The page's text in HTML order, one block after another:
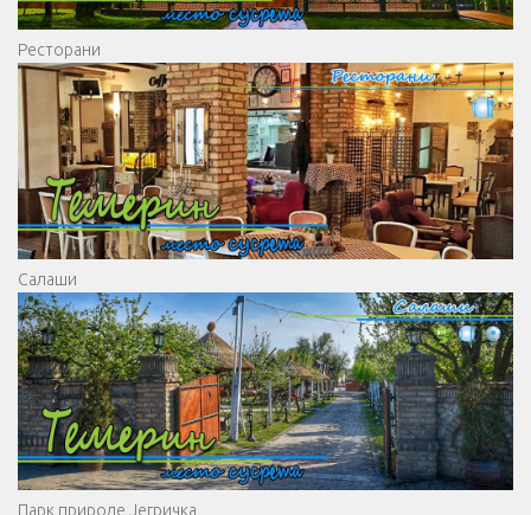
Ресторани
Салаши
Парк природе Јегричка